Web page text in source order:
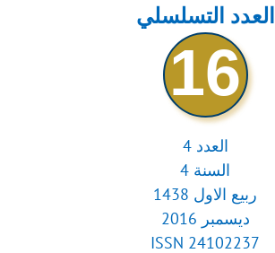
العدد التسلسلي
16
العدد 4
السنة 4
ربيع الاول 1438
ديسمبر 2016
ISSN 24102237